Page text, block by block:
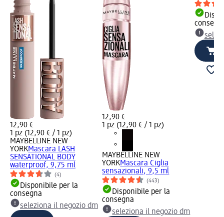
12,90 €
1 pz (12,90 € / 1 pz)
MAYBELLINE NEW
YORKMascara LASH
SENSATIONAL BODY
waterproof, 9,75 ml
(4)
Disponibile per la
consegna
seleziona il negozio dm
12,90 €
1 pz (12,90 € / 1 pz)
MAYBELLINE NEW
YORKMascara Ciglia
sensazionali, 9,5 ml
(443)
Disponibile per la
consegna
seleziona il negozio dm